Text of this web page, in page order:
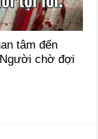
tâm đến
chờ đợi